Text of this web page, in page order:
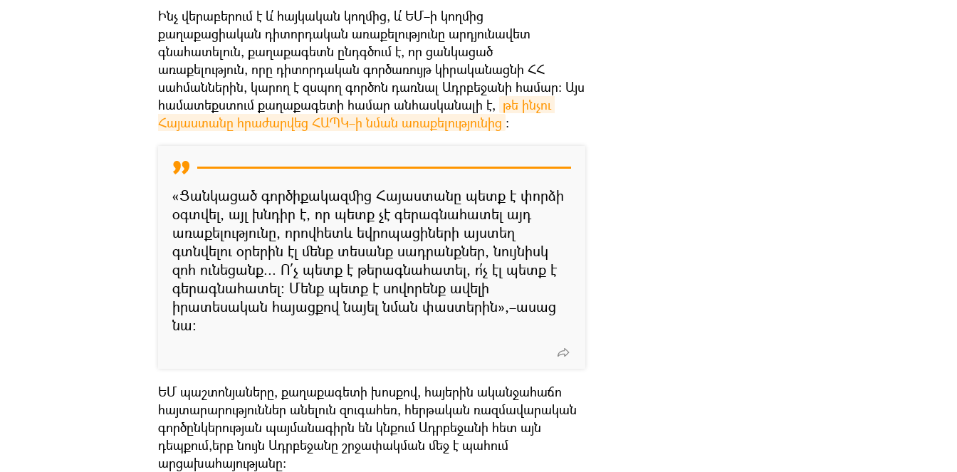
Ինչ վերաբերում է և՛ հայկական կողմից, և՛ ԵՄ–ի կողմից
քաղաքացիական դիտորդական առաքելությունը արդյունավետ
գնահատելուն, քաղաքագետն ընդգծում է, որ ցանկացած
առաքելություն, որը դիտորդական գործառույթ կիրականացնի ՀՀ
սահմաններին, կարող է զսպող գործոն դառնալ Ադրբեջանի համար։ Այս
համատեքստում քաղաքագետի համար անհասկանալի է, թե ինչու
Հայաստանը հրաժարվեց ՀԱՊԿ–ի նման առաքելությունից ։
«Ցանկացած գործիքակազմից Հայաստանը պետք է փորձի
օգտվել, այլ խնդիր է, որ պետք չէ գերագնահատել այդ
առաքելությունը, որովհետև եվրոպացիների այստեղ
գտնվելու օրերին էլ մենք տեսանք սադրանքներ, նույնիսկ
զոհ ունեցանք... Ո՛չ պետք է թերագնահատել, ո՛չ էլ պետք է
գերագնահատել։ Մենք պետք է սովորենք ավելի
իրատեսական հայացքով նայել նման փաստերին»,–ասաց
նա։
ԵՄ պաշտոնյաները, քաղաքագետի խոսքով, հայերին ականջահաճո
հայտարարություններ անելուն զուգահեռ, հերթական ռազմավարական
գործընկերության պայմանագիրն են կնքում Ադրբեջանի հետ այն
դեպքում,երբ նույն Ադրբեջանը շրջափակման մեջ է պահում
արցախահայությանը։